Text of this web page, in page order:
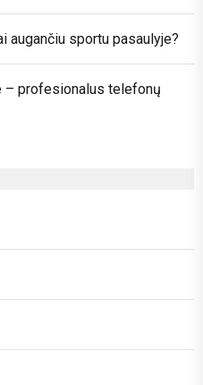
augančiu sportu pasaulyje?
– profesionalus telefonų